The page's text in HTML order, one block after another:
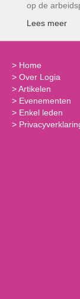
op de
Lees meer
> Home
> Over Logia
>Artikelen
> Evenementen
> Enkel leden
>